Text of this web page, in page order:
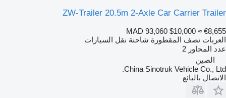
ZW-Trailer 20.5m 2-Axle Car Carrier Trailer
MAD 93,060 $10,000 ≈ €8,655
العربات نصف المقطورة شاحنة نقل السيارات
عدد المحاور 2
الصين
China Sinotruk Vehicle Co., Ltd.
الاتصال بالبائع